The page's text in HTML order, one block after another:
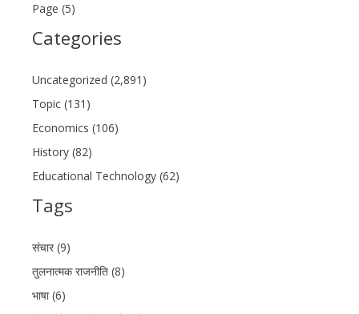
Page (5)
Categories
Uncategorized (2,891)
Topic (131)
Economics (106)
History (82)
Educational Technology (62)
Tags
संचार (9)
तुलनात्मक राजनीति (8)
भाषा (6)